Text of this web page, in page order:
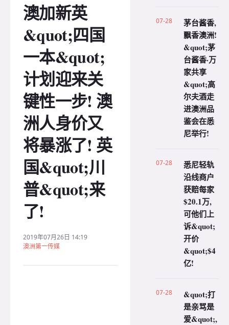
澳加新英
&quot;四国
一本&quot;
计划迎来关
键性一步! 澳
洲人身价又
将暴涨了! 英
国&quot;川
普&quot;来
了!
2019年07月26日 14:19
澳洲第一传媒
07-28
茅台酱香,
飘香澳洲!
&quot;茅
台酱香·万
家共享
&quot;高
尔夫酒走
进澳洲品
鉴会在悉
尼举行!
07-28
悉尼轻轨
沿线商户
获赔每家
$20.1万,
可他们上
诉&quot;
开价
&quot;$4
亿!
07-28
&quot;打
是亲骂是
爱&quot;,